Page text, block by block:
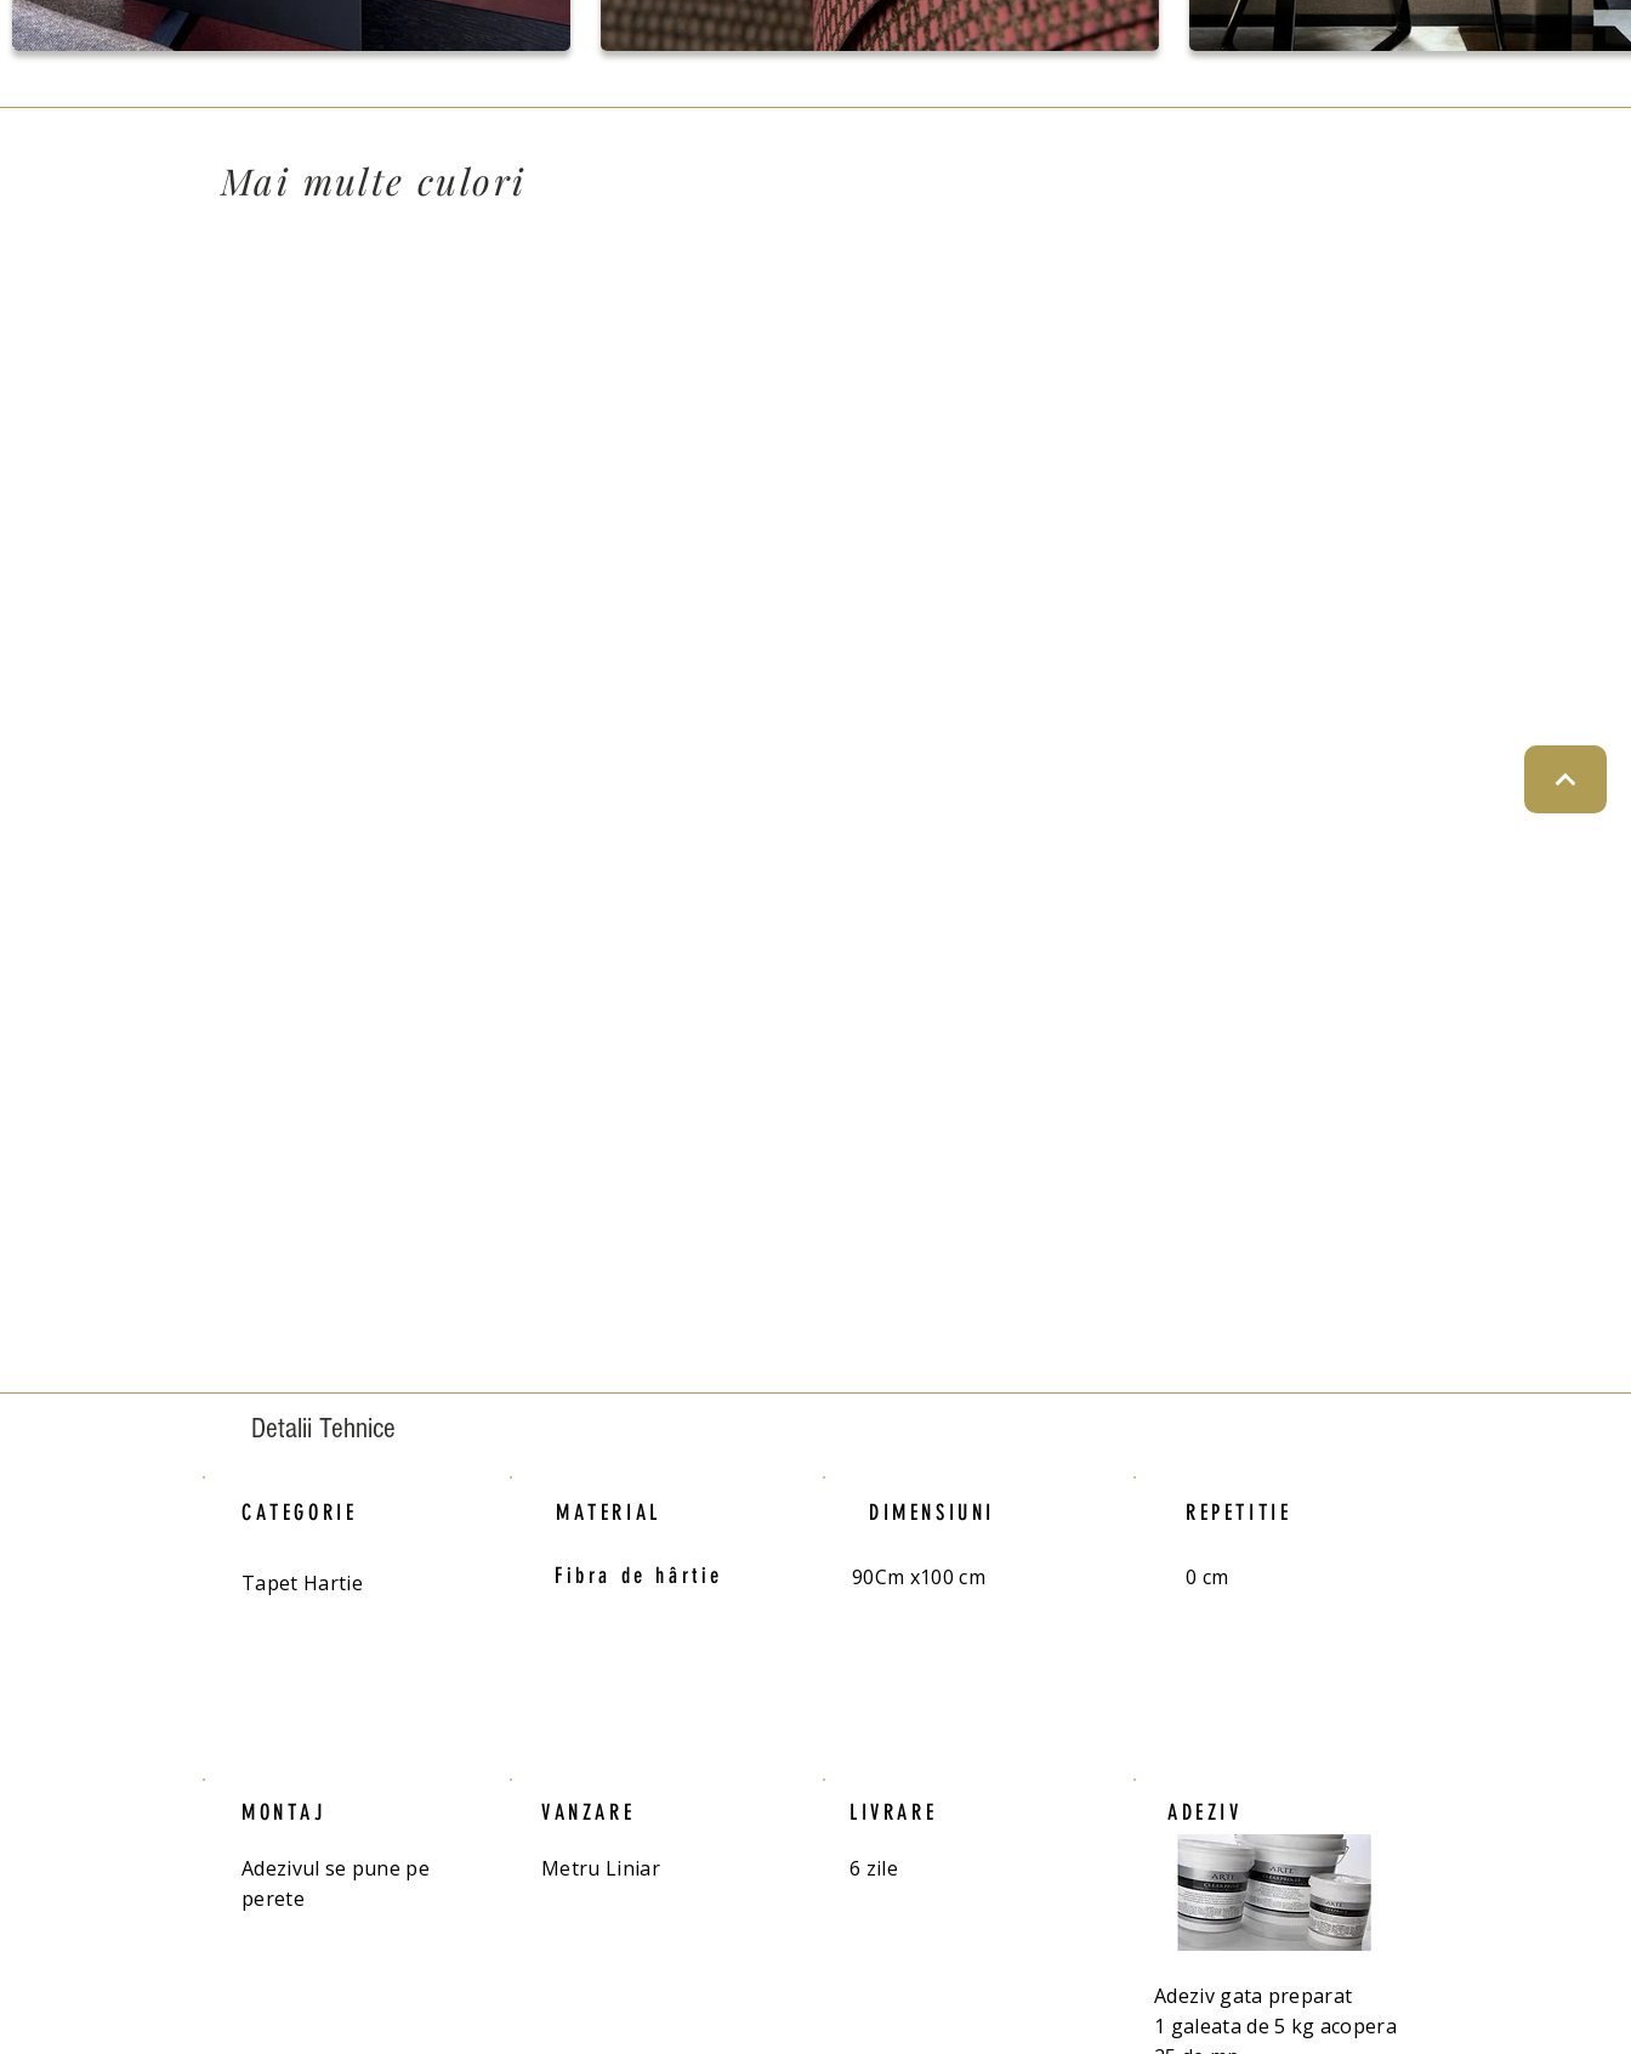
Mai multe culori
Detalii Tehnice
CATEGORIE
Tapet Hartie
MONTAJ
Adezivul se pune pe
perete
MATERIAL
Fibra de hârtie
VANZARE
Metru Liniar
DIMENSIUNI
90Cm x100 cm
LIVRARE
6 zile
REPETITIE
0 cm
ADEZIV
Adeziv gata preparat
1 galeata de 5 kg acopera